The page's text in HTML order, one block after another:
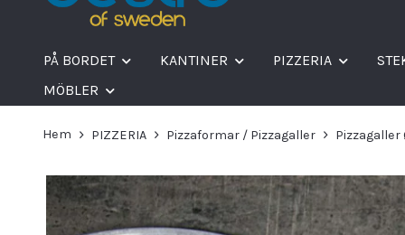
PÅ BORDET KANTINER PIZZERIA
MÖBLER
Hem PIZZERIA Pizzaformar / Pizzagaller